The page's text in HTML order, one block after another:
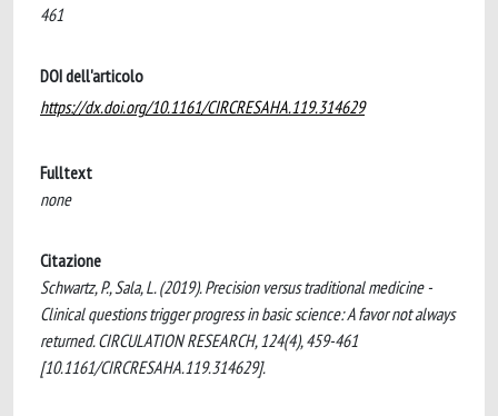
461
DOI dell'articolo
https://dx.doi.org/10.1161/CIRCRESAHA.119.314629
Fulltext
none
Citazione
Schwartz, P., Sala, L. (2019). Precision versus traditional medicine -
Clinical questions trigger progress in basic science: A favor not always
returned. CIRCULATION RESEARCH, 124(4), 459-461
[10.1161/CIRCRESAHA.119.314629].